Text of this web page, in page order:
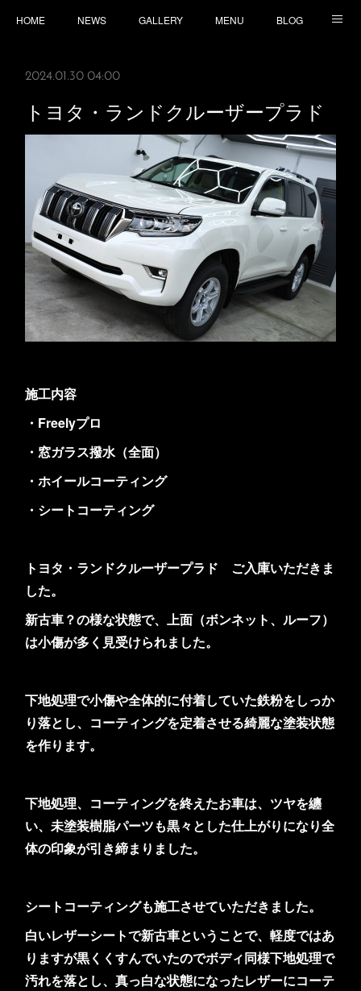
HOME NEWS GALLERY MENU BLOG
2024.01.30 04:00
トヨタ・ランドクルーザープラド
施工内容
・Freelyプロ
・窓ガラス撥水（全面）
・ホイールコーティング
・シートコーティング
トヨタ・ランドクルーザープラド ご入庫いただきま
した。
新古車？の様な状態で、上面（ボンネット、ルーフ）
は小傷が多く見受けられました。
下地処理で小傷や全体的に付着していた鉄粉をしっか
り落とし、コーティングを定着させる綺麗な塗装状態
を作ります。
下地処理、コーティングを終えたお車は、ツヤを纏
い、未塗装樹脂パーツも黒々とした仕上がりになり全
体の印象が引き締まりました。
シートコーティングも施工させていただきました。
白いレザーシートで新古車ということで、軽度ではあ
りますが黒くくすんでいたのでボディ同様下地処理で
汚れを落とし、真っ白な状態になったレザーにコーテ